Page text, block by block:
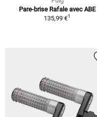
Pare-brise Rafale avec ABE
135,99 €1